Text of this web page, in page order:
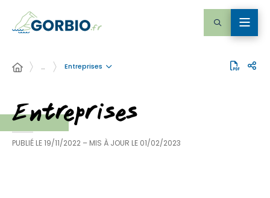
… Entreprises
Entreprises
PUBLIÉ LE19/11/2022 – MIS À JOUR LE 01/02/2023